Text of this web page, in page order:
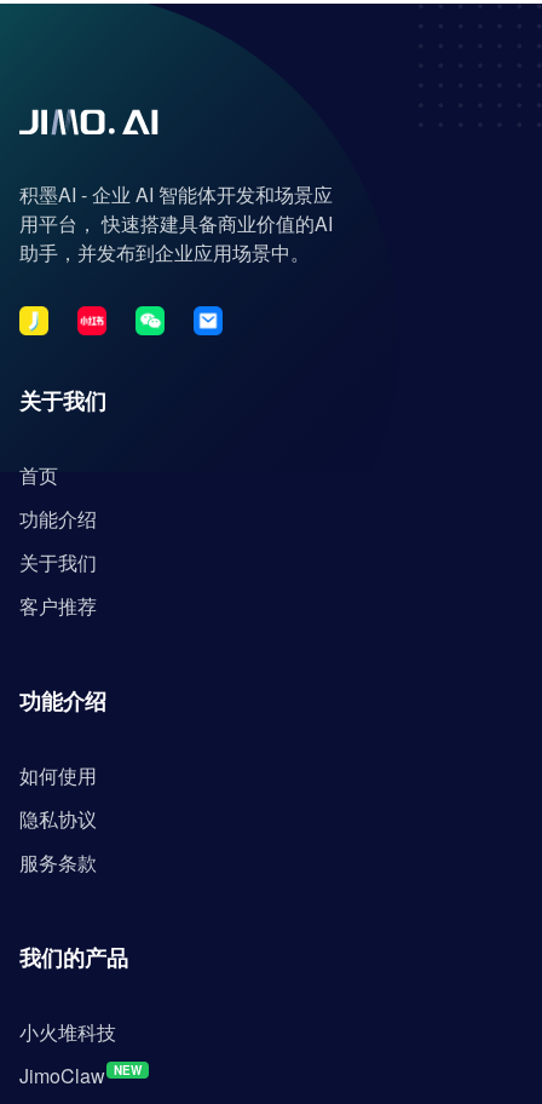
积墨AI - 企业 AI 智能体开发和场景应
用平台， 快速搭建具备商业价值的AI
助手，并发布到企业应用场景中。
关于我们
首页
功能介绍
关于我们
客户推荐
功能介绍
如何使用
隐私协议
服务条款
我们的产品
小火堆科技
JimoClaw NEW